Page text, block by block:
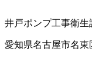
井戸ポンプ工事衛生
愛知県名古屋市名東